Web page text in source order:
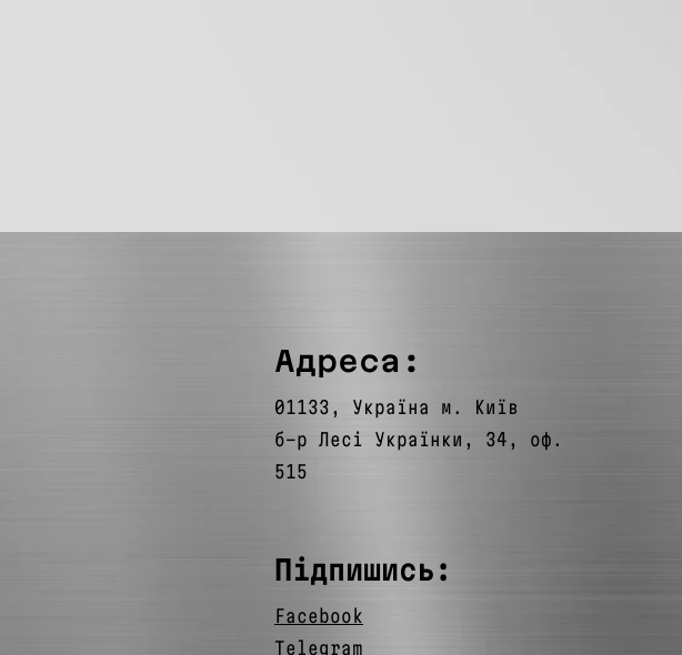
Адреса:
01133, Україна м. Київ
б-р Лесі Українки, 34, оф.
515
Підпишись:
Facebook
Telegram